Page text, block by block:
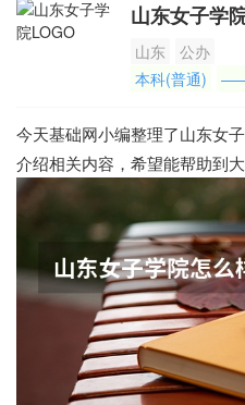
山东女子学
山东
公办
本科(普通)
今天基础网小编整理了山东女
介绍相关内容，希望能帮助到